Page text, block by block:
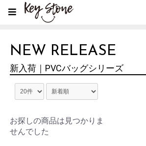
NEW RELEASE
新入荷｜PVCバッグシリーズ
お探しの商品は見つかりま
せんでした